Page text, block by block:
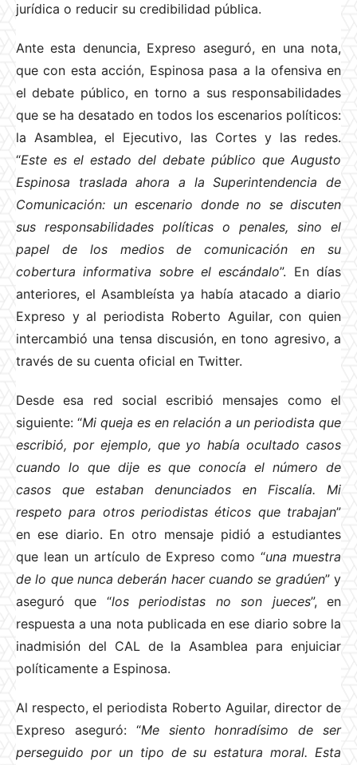
jurídica o reducir su credibilidad pública.
Ante esta denuncia, Expreso aseguró, en una nota,
que con esta acción, Espinosa pasa a la ofensiva en
el debate público, en torno a sus responsabilidades
que se ha desatado en todos los escenarios políticos:
la Asamblea, el Ejecutivo, las Cortes y las redes.
“Este es el estado del debate público que Augusto
Espinosa traslada ahora a la Superintendencia de
Comunicación: un escenario donde no se discuten
sus responsabilidades políticas o penales, sino el
papel de los medios de comunicación en su
cobertura informativa sobre el escándalo”. En días
anteriores, el Asambleísta ya había atacado a diario
Expreso y al periodista Roberto Aguilar, con quien
intercambió una tensa discusión, en tono agresivo, a
través de su cuenta oficial en Twitter.
Desde esa red social escribió mensajes como el
siguiente: “Mi queja es en relación a un periodista que
escribió, por ejemplo, que yo había ocultado casos
cuando lo que dije es que conocía el número de
casos que estaban denunciados en Fiscalía. Mi
respeto para otros periodistas éticos que trabajan”
en ese diario. En otro mensaje pidió a estudiantes
que lean un artículo de Expreso como “una muestra
de lo que nunca deberán hacer cuando se gradúen” y
aseguró que “los periodistas no son jueces”, en
respuesta a una nota publicada en ese diario sobre la
inadmisión del CAL de la Asamblea para enjuiciar
políticamente a Espinosa.
Al respecto, el periodista Roberto Aguilar, director de
Expreso aseguró: “Me siento honradísimo de ser
perseguido por un tipo de su estatura moral. Esta